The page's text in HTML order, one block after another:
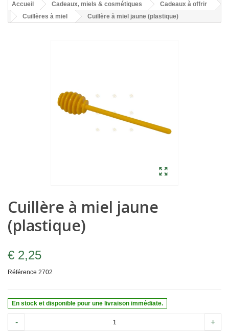
Accueil Cadeaux, miels & cosmétiques
Cadeaux à offrir
Cuillères à miel
Cuillère à miel jaune (plastique)
Cuillère à miel jaune
(plastique)
€ 2,25
Référence 2702
En stock et disponible pour une livraison immédiate.
- +